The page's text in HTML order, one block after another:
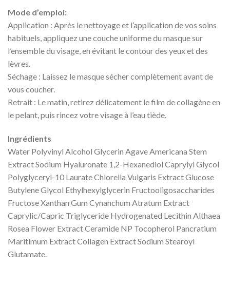
Mode d’emploi:
Application : Après le nettoyage et l’application de vos soins
habituels, appliquez une couche uniforme du masque sur
l’ensemble du visage, en évitant le contour des yeux et des
lèvres.
Séchage : Laissez le masque sécher complètement avant de
vous coucher.
Retrait : Le matin, retirez délicatement le film de collagène en
le pelant, puis rincez votre visage à l’eau tiède.
Ingrédients
Water Polyvinyl Alcohol Glycerin Agave Americana Stem
Extract Sodium Hyaluronate 1,2-Hexanediol Caprylyl Glycol
Polyglyceryl-10 Laurate Chlorella Vulgaris Extract Glucose
Butylene Glycol Ethylhexylglycerin Fructooligosaccharides
Fructose Xanthan Gum Cynanchum Atratum Extract
Caprylic/Capric Triglyceride Hydrogenated Lecithin Althaea
Rosea Flower Extract Ceramide NP Tocopherol Pancratium
Maritimum Extract Collagen Extract Sodium Stearoyl
Glutamate.